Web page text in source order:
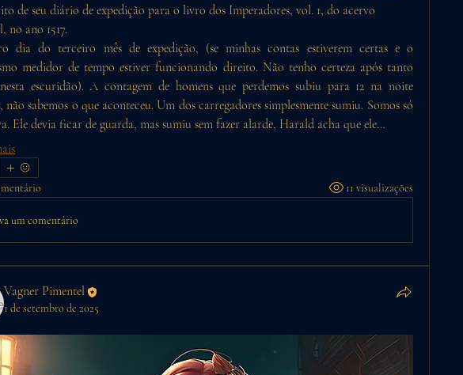
de seu diário de expedição para o livro dos Imperadores, vol. 1, do acervo
no ano 1517.
dia do terceiro mês de expedição, (se minhas contas estiverem certas e o
medidor de tempo estiver funcionando direito. Não tenho certeza após tanto
escuridão). A contagem de homens que perdemos subiu para 12 na noite
não sabemos o que aconteceu. Um dos carregadores simplesmente sumiu. Somos só
Ele devia ficar de guarda, mas sumiu sem fazer alarde, Harald acha que ele…
11 visualizações
um comentário
Vagner Pimentel
1 de setembro de 2025